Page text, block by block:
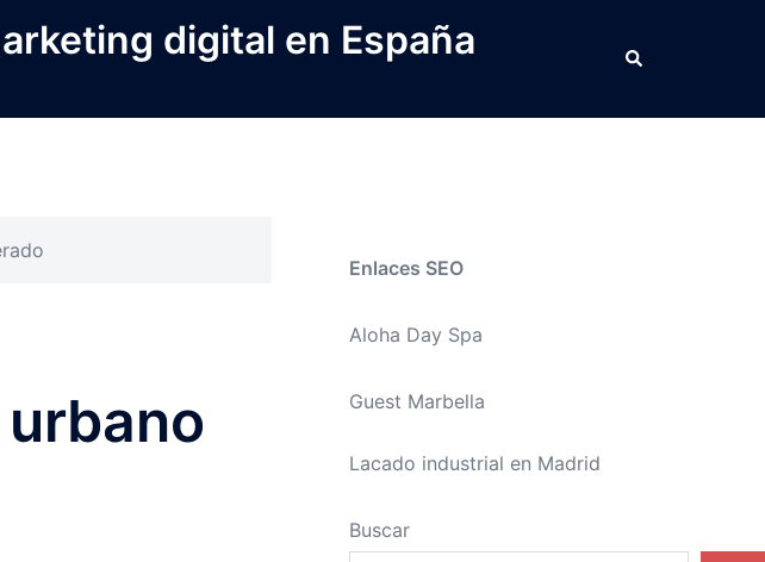
digital en España Buscar
Enlaces SEO
Aloha Day Spa
Guest Marbella
Lacado industrial en Madrid
Buscar